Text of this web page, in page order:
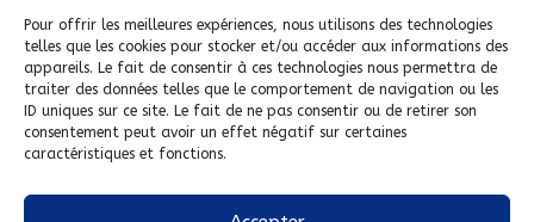
Pour offrir les meilleures expériences, nous utilisons des technologies
telles que les cookies pour stocker et/ou accéder aux informations des
appareils. Le fait de consentir à ces technologies nous permettra de
traiter des données telles que le comportement de navigation ou les
ID uniques sur ce site. Le fait de ne pas consentir ou de retirer son
consentement peut avoir un effet négatif sur certaines
caractéristiques et fonctions.
Trouvez-nous près de chez vous !
Mentions légales
Conditions générales de vente
Politique de confidentialité